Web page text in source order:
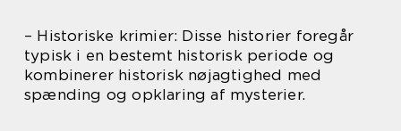
– Historiske krimier: Disse historier foregår
typisk i en bestemt historisk periode og
kombinerer historisk nøjagtighed med
spænding og opklaring af mysterier.